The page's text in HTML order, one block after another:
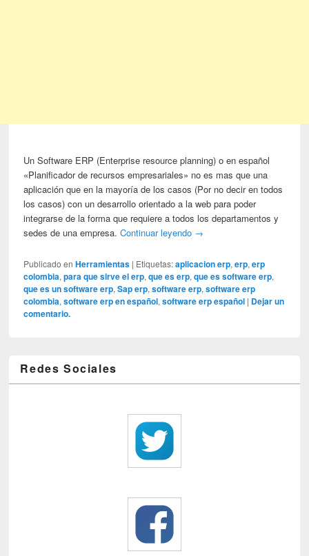
Un Software ERP (Enterprise resource planning) o en español
«Planificador de recursos empresariales» no es mas que una
aplicación que en la mayoría de los casos (Por no decir en todos
los casos) con un desarrollo orientado a la web para poder
integrarse de la forma que requiere a todos los departamentos y
sedes de una empresa.Continuar leyendo →
Publicado en Herramientas | Etiquetas: aplicacion erp,erp,erp
colombia,para que sirve el erp,que es erp,que es software erp,
que es un software erp,Sap erp,software erp,software erp
colombia,software erp en español,software erp español | Dejar un
comentario.
Redes Sociales